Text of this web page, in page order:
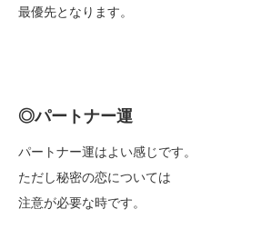
最優先となります。
◎パートナー運
パートナー運はよい感じです。
ただし秘密の恋については
注意が必要な時です。